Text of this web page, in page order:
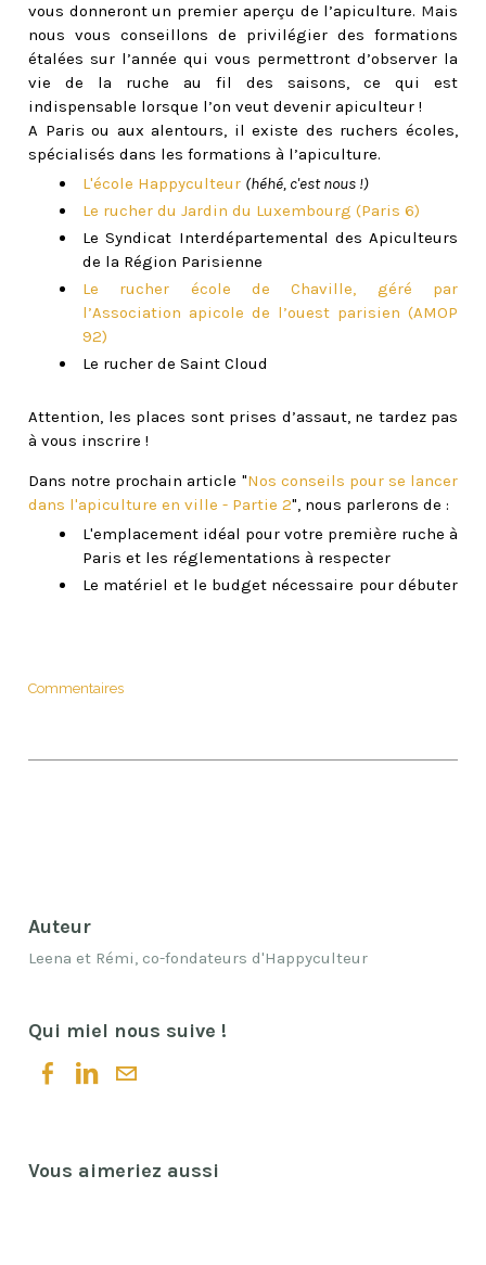
vous donneront un premier aperçu de l’apiculture. Mais
nous vous conseillons de privilégier des formations
étalées sur l’année qui vous permettront d’observer la
vie de la ruche au fil des saisons, ce qui est
indispensable lorsque l’on veut devenir apiculteur !
A Paris ou aux alentours, il existe des ruchers écoles,
spécialisés dans les formations à l’apiculture.
L'école Happyculteur (héhé, c'est nous !)
Le rucher du Jardin du Luxembourg (Paris 6)
Le Syndicat Interdépartemental des Apiculteurs
de la Région Parisienne
Le rucher école de Chaville, géré par
l’Association apicole de l’ouest parisien (AMOP
92)
Le rucher de Saint Cloud
Attention, les places sont prises d’assaut, ne tardez pas
à vous inscrire !
Dans notre prochain article "Nos conseils pour se lancer
dans l'apiculture en ville - Partie 2", nous parlerons de :
L'emplacement idéal pour votre première ruche à
Paris et les réglementations à respecter
Le matériel et le budget nécessaire pour débuter
Commentaires
Auteur
Leena et Rémi, co-fondateurs d'Happyculteur
Qui miel nous suive !
Vous aimeriez aussi